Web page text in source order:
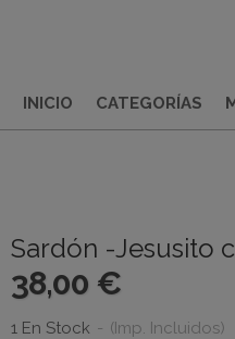
INICIO CATEGORÍAS
Sardón -Jesusito
38,00 €
1 En Stock - (Imp. Incluidos)